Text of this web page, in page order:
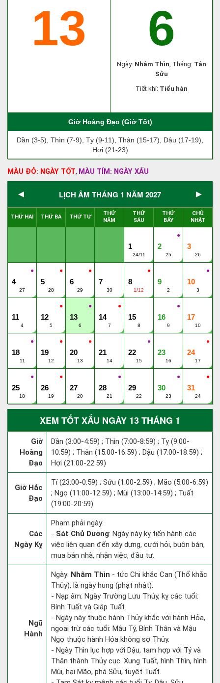
13 6
Ngày: Nhâm Thìn, Tháng: Tân
Sửu
Tiết khí: Tiểu hàn
Giờ Hoàng Đạo (Giờ Tốt)
Dần (3-5), Thìn (7-9), Tỵ (9-11), Thân (15-17), Dậu (17-19),
Hợi (21-23)
MÀU ĐỎ: NGÀY TỐT, MÀU TÍM: NGÀY XẤU
◄ LỊCH ÂM THÁNG 1 NĂM 2027 ►
THỨ HAI THỨ BA THỨ TƯ
THỨ
NĂM
THỨ
SÁU
THỨ
BẨY
CHỦ
NHẬT
1
24/11
●
2
25
3
26
●
4
27
●
5
28
●
6
29
7
30
●
8
1/12
9
2
●
10
3
11
4
●
12
5
●
13
6
●
14
7
15
8
●
16
9
17
10
●
18
11
●
19
12
●
20
13
21
14
●
22
15
23
16
●
24
17
●
25
18
●
26
19
27
20
●
28
21
29
22
●
30
23
●
31
24
XEM TỐT XẤU NGÀY 13 THÁNG 1
Giờ
Hoàng
Đạo
Dần (3:00-4:59) ; Thìn (7:00-8:59) ; Tỵ (9:00-
10:59) ; Thân (15:00-16:59) ; Dậu (17:00-18:59) ;
Hợi (21:00-22:59)
Giờ Hắc
Đạo
Tí (23:00-0:59) ; Sửu (1:00-2:59) ; Mão (5:00-6:59)
; Ngọ (11:00-12:59) ; Mùi (13:00-14:59) ; Tuất
(19:00-20:59)
Các
Ngày Kỵ
Phạm phải ngày:
- Sát Chủ Dương: Ngày này kỵ tiến hành các
việc liên quan đến xây dựng, cưới hỏi, buôn bán,
mua bán nhà, nhận việc, đầu tư.
Ngũ
Hành
Ngày: Nhâm Thìn - tức Chi khắc Can (Thổ khắc
Thủy), là ngày hung (phạt nhật).
- Nạp âm: Ngày Trường Lưu Thủy, kỵ các tuổi:
Bính Tuất và Giáp Tuất.
- Ngày này thuộc hành Thủy khắc với hành Hỏa,
ngoại trừ các tuổi: Mậu Tý, Bính Thân và Mậu
Ngọ thuộc hành Hỏa không sợ Thủy.
- Ngày Thìn lục hợp với Dậu, tam hợp với Tý và
Thân thành Thủy cục. Xung Tuất, hình Thìn, hình
Mùi, hại Mão, phá Sửu, tuyệt Tuất.